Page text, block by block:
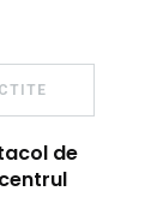
CTITE
de